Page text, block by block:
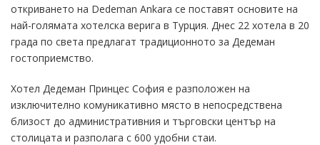
откриването на Dedeman Ankara се поставят основите на
най-голямата хотелска верига в Турция. Днес 22 хотела в 20
града по света предлагат традиционното за Дедеман
гостоприемство.
Хотел Дедеман Принцес София е разположен на
изключително комуникативно място в непосредствена
близост до административния и търговски център на
столицата и разполага с 600 удобни стаи.